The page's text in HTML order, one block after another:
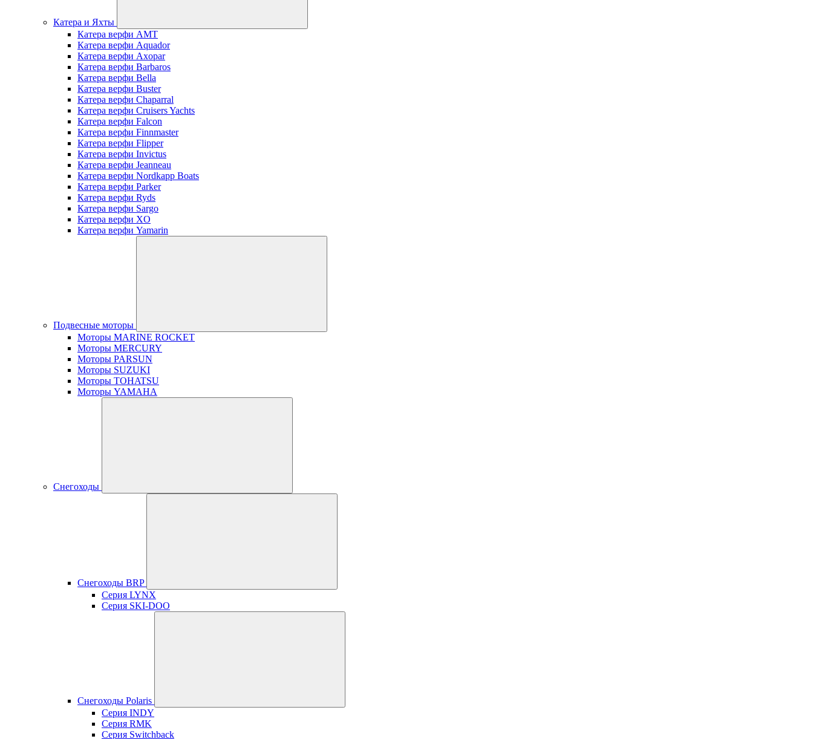
Катера и Яхты
Катера верфи AMT
Катера верфи Aquador
Катера верфи Axopar
Катера верфи Barbaros
Катера верфи Bella
Катера верфи Buster
Катера верфи Chaparral
Катера верфи Cruisers Yachts
Катера верфи Falcon
Катера верфи Finnmaster
Катера верфи Flipper
Катера верфи Invictus
Катера верфи Jeanneau
Катера верфи Nordkapp Boats
Катера верфи Parker
Катера верфи Ryds
Катера верфи Sargo
Катера верфи XO
Катера верфи Yamarin
Подвесные моторы
Моторы MARINE ROCKET
Моторы MERCURY
Моторы PARSUN
Моторы SUZUKI
Моторы TOHATSU
Моторы YAMAHA
Снегоходы
Снегоходы BRP
Серия LYNX
Серия SKI-DOO
Снегоходы Polaris
Серия INDY
Серия RMK
Серия Switchback